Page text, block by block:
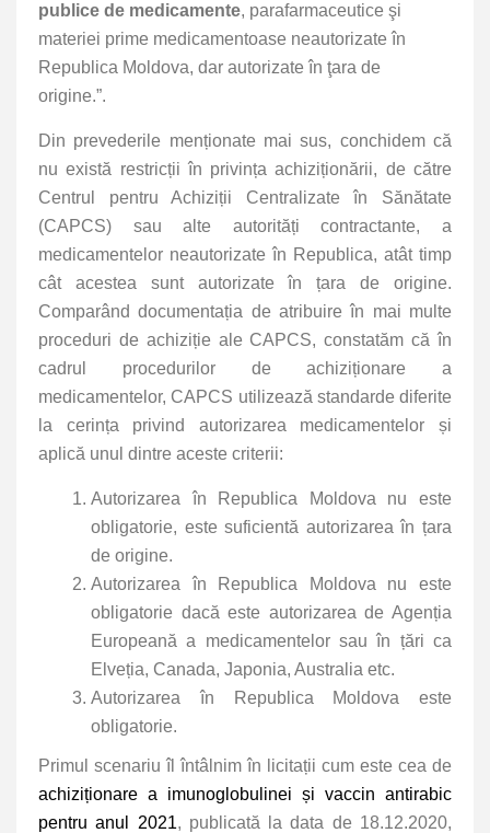
publice de medicamente, parafarmaceutice şi
materiei prime medicamentoase neautorizate în
Republica Moldova, dar autorizate în ţara de
origine.”.
Din prevederile menționate mai sus, conchidem că
nu există restricții în privința achiziționării, de către
Centrul pentru Achiziții Centralizate în Sănătate
(CAPCS) sau alte autorități contractante, a
medicamentelor neautorizate în Republica, atât timp
cât acestea sunt autorizate în țara de origine.
Comparând documentația de atribuire în mai multe
proceduri de achiziție ale CAPCS, constatăm că în
cadrul procedurilor de achiziționare a
medicamentelor, CAPCS utilizează standarde diferite
la cerința privind autorizarea medicamentelor și
aplică unul dintre aceste criterii:
Autorizarea în Republica Moldova nu este
obligatorie, este suficientă autorizarea în țara
de origine.
Autorizarea în Republica Moldova nu este
obligatorie dacă este autorizareade Agenția
Europeană a medicamentelor sau în țări ca
Elveția, Canada, Japonia, Australia etc.
Autorizarea în Republica Moldova este
obligatorie.
Primul scenariu îl întâlnim în licitații cum este cea de
achiziționare a imunoglobulinei și vaccin antirabic
pentru anul 2021, publicată la data de 18.12.2020,